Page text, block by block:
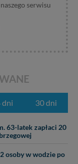
serwisu
dni 30 dni
63-latek zapłaci 20
osoby w wodzie po